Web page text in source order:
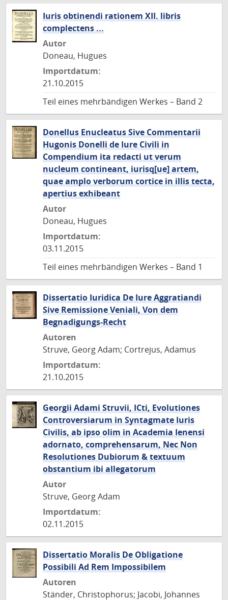
Iuris obtinendi rationem XII. libris
complectens ...
Autor
Doneau, Hugues
Importdatum:
21.10.2015
Teil eines mehrbändigen Werkes – Band 2
Donellus Enucleatus Sive Commentarii
Hugonis Donelli de Iure Civili in
Compendium ita redacti ut verum
nucleum contineant, iurisq[ue] artem,
quae amplo verborum cortice in illis tecta,
apertius exhibeant
Autor
Doneau, Hugues
Importdatum:
03.11.2015
Teil eines mehrbändigen Werkes – Band 1
Dissertatio Iuridica De Iure Aggratiandi
Sive Remissione Veniali, Von dem
Begnadigungs-Recht
Autoren
Struve, Georg Adam; Cortrejus, Adamus
Importdatum:
21.10.2015
Georgii Adami Struvii, ICti, Evolutiones
Controversiarum in Syntagmate Iuris
Civilis, ab ipso olim in Academia Ienensi
adornato, comprehensarum, Nec Non
Resolutiones Dubiorum & textuum
obstantium ibi allegatorum
Autor
Struve, Georg Adam
Importdatum:
02.11.2015
Dissertatio Moralis De Obligatione
Possibili Ad Rem Impossibilem
Autoren
Ständer, Christophorus; Jacobi, Johannes